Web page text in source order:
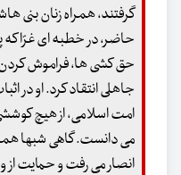
گرفتند، همراه زنان بنی
حاضر، در خطبه ای غرّا که
حق کشی ها، فراموش
جاهلی انتقاد کرد. او در
امت اسلامی، از هیچ
می دانست. گاهی شبها
انصار می رفت و حمایت از